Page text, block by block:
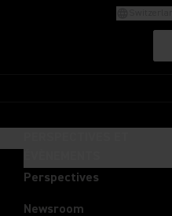
Perspectives
Newsroom